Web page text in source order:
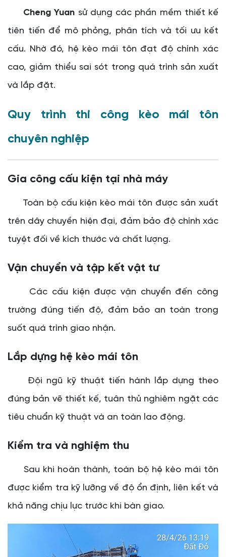
Cheng Yuan sử dụng các phần mềm thiết kế
tiên tiến để mô phỏng, phân tích và tối ưu kết
cấu. Nhờ đó, hệ kèo mái tôn đạt độ chính xác
cao, giảm thiểu sai sót trong quá trình sản xuất
và lắp đặt.
Quy trình thi công kèo mái tôn
chuyên nghiệp
Gia công cấu kiện tại nhà máy
Toàn bộ cấu kiện kèo mái tôn được sản xuất
trên dây chuyền hiện đại, đảm bảo độ chính xác
tuyệt đối về kích thước và chất lượng.
Vận chuyển và tập kết vật tư
Các cấu kiện được vận chuyển đến công
trường đúng tiến độ, đảm bảo an toàn trong
suốt quá trình giao nhận.
Lắp dựng hệ kèo mái tôn
Đội ngũ kỹ thuật tiến hành lắp dựng theo
đúng bản vẽ thiết kế, tuân thủ nghiêm ngặt các
tiêu chuẩn kỹ thuật và an toàn lao động.
Kiểm tra và nghiệm thu
Sau khi hoàn thành, toàn bộ hệ kèo mái tôn
được kiểm tra kỹ lưỡng về độ ổn định, liên kết và
khả năng chịu lực trước khi bàn giao.